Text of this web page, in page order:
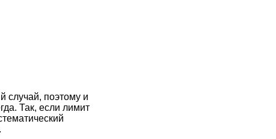
случай, поэтому и
Так, если лимит